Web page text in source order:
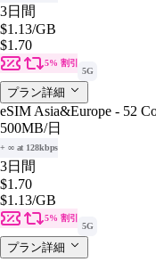
3日間
$1.13/GB
$1.70
5% 割引
5G
プラン詳細
eSIM Asia&Europe - 52
500MB/日
+ ∞ at 128kbps
3日間
$1.70
$1.13/GB
5% 割引
5G
プラン詳細